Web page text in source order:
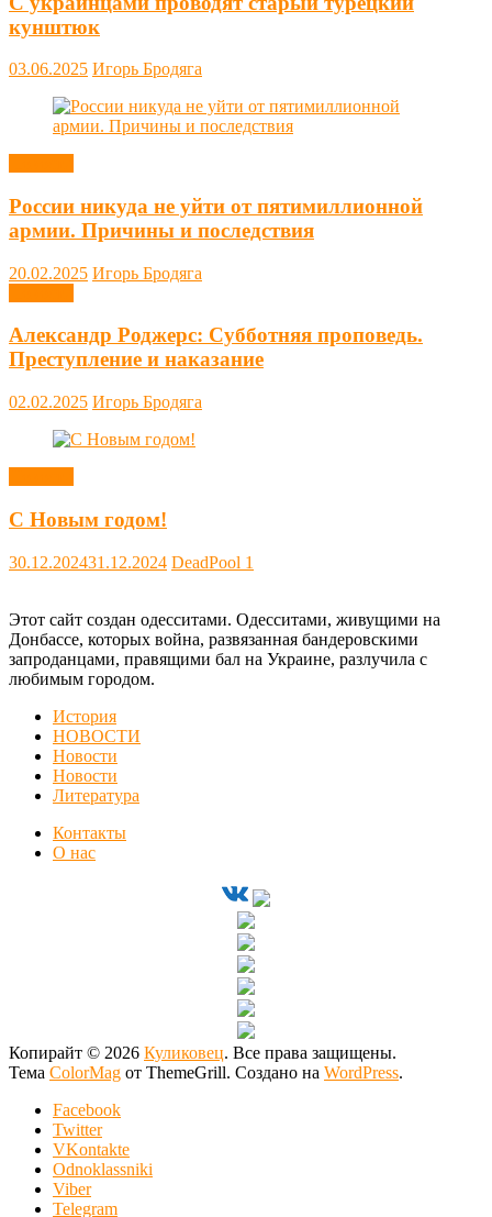
кунштюк
03.06.2025 Игорь Бродяга
России никуда не уйти от пятимиллионной
армии. Причины и последствия
20.02.2025 Игорь Бродяга
Александр Роджерс: Субботняя проповедь.
Преступление и наказание
02.02.2025 Игорь Бродяга
С Новым годом!
30.12.202431.12.2024 DeadPool 1
Этот сайт создан одесситами. Одесситами, живущими на
Донбассе, которых война, развязанная бандеровскими
запроданцами, правящими бал на Украине, разлучила с
любимым городом.
История
НОВОСТИ
Новости
Новости
Литература
Контакты
О нас
Копирайт © 2026 Куликовец. Все права защищены.
Тема ColorMag от ThemeGrill. Создано на WordPress.
Facebook
Twitter
VKontakte
Odnoklassniki
Viber
Telegram